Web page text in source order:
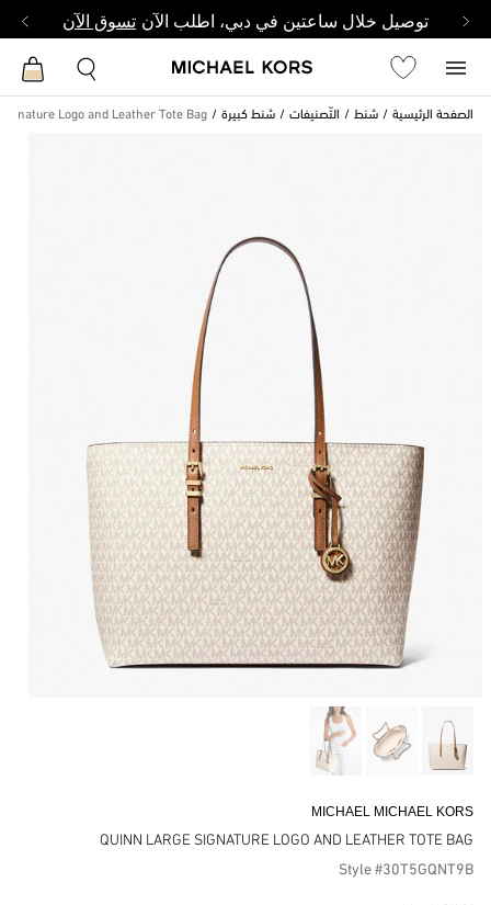
توصيل خلال ساعتين في دبي، اطلب الآن تسوق الآن
الصفحة الرئيسية شنط التّصنيفات شنط كبيرة Logo and Leather Tote Bag
MICHAEL MICHAEL KORS
QUINN LARGE SIGNATURE LOGO AND LEATHER TOTE BAG
Style #30T5GQNT9B